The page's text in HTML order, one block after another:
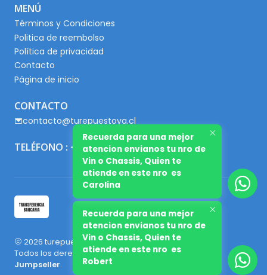
MENÚ
Términos y Condiciones
Politica de reembolso
Política de privacidad
Contacto
Página de inicio
CONTACTO
contacto@turepuestoya.cl
TELÉFONO : +56 9 65667345
2026 turepuestoya.cl.
Todos los derechos reservados.Desarrollado por
Jumpseller.
Recuerda para una mejor
atencion envianos tu nro de
Vin o Chassis, Quien te
atiende en este nro es
Robert
Recuerda para una mejor
atencion envianos tu nro de
Vin o Chassis, Quien te
atiende en este nro es
Carolina